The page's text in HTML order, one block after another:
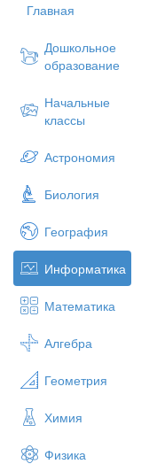
Главная
Дошкольное
образование
Начальные
классы
Астрономия
Биология
География
Информатика
Математика
Алгебра
Геометрия
Химия
Физика